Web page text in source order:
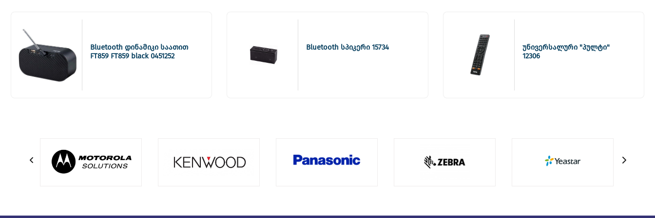
Bluetooth დინამიკი საათით
FT859 FT859 black 0451252
Bluetooth სპიკერი 15734
უნივერსალური "პულტი"
12306